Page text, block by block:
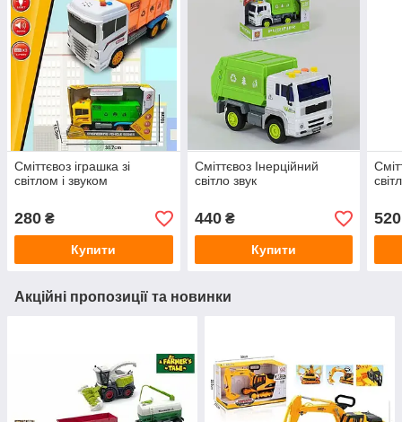
Сміттєвоз іграшка зі
світлом і звуком
280 ₴
Купити
Сміттєвоз Інерційний
світло звук
440₴
Купити
520
Акційні пропозиції та новинки